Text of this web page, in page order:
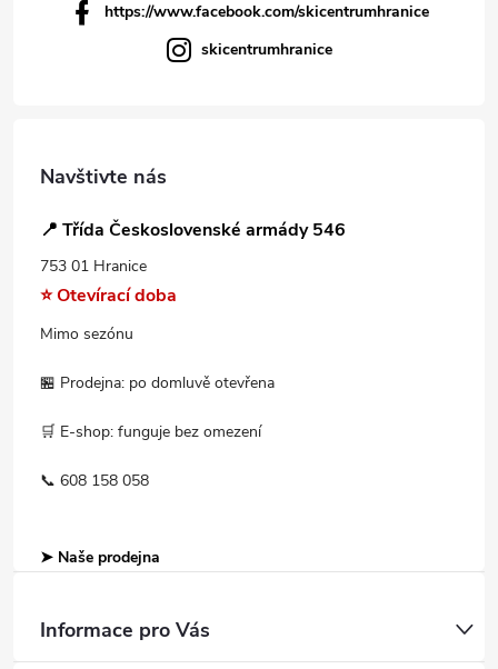
https://www.facebook.com/skicentrumhranice
skicentrumhranice
Navštivte nás
📍 Třída Československé armády 546
753 01 Hranice
⭐ Otevírací doba
Mimo sezónu
🏪 Prodejna: po domluvě otevřena
🛒 E-shop: funguje bez omezení
📞 608 158 058
➤ Naše prodejna
Informace pro Vás